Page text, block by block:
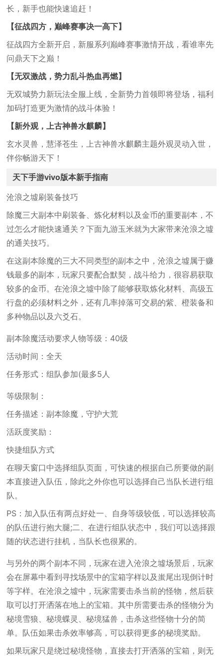
长，新手也能快速追赶！
【征战四方，巅峰赛事决一高下】
征战四方全新开启，新服系列巅峰赛事激情开战，看谁率先
问鼎天下之巅！
【无双激战，势力乱斗热血再燃】
无双城势力新玩法全服上线，全新势力首领即将登场，福利
加码打造更为激情的战斗体验！
【新外观，上古神兽水麒麟】
玄水灵兽，慧泽苍生，上古神兽水麒麟主题外观灵动入世，
伴你畅游天下！
天下手游vivo版本新手指南
沧浪之墟刷装备技巧
除魔三大副本中刷装备、炼化材料以及金币的重要副本，不
过怎么才能快速通关？下面九游玉米就为大家带来沧浪之墟
的通关技巧。
在这副本除魔的三大不同类型的副本之中，沧浪之墟属于赚
钱最多的副本，玩家只要配合默契，战斗给力，很容易获取
较多的金币。在沧浪之墟中除了能够获取炼化材料、高级五
行盘的必须材料之外，还有几率掉落可交易的紫、橙装备和
多种物品以及六爻石。
副本除魔活动要求人物等级：40级
活动时间：全天
任务形式：组队参加(最多5人
等级限制：
任务描述：副本除魔，守护大荒
活跃度奖励：
快捷组队方式
在聊天窗口中选择组队页面，可快速的根据自己所要做的副
本直接进入队伍，除此之外你也可以选择自己当队长进行组
队。
PS：加入队伍有两点好处一、自身等级较低，可以选择较高
的队伍进行抱大腿;二、在进行组队状态中，我们可以选择跟
随的状态进行挂机，当队长也很累的。
与另外的两个副本不同，玩家在进入沧浪之墟场景后，玩家
会在屏幕中看到寻找场景中的宝箱字样以及蚩尾出现倒计时
等字样。在沧浪之墟中，玩家需要击杀当前的怪物，然后获
取可以打开洒落在地上的宝箱。其中所需要击杀的怪物分为
秘境雪狼、秘境蝶灵、秘境猛兽，击杀这些怪物十分的简
单。队伍如果击杀效率够高，可以获得更多的秘境奖励。
如果玩家只是绕过秘境怪物，直接去打开洒落的宝箱，则无